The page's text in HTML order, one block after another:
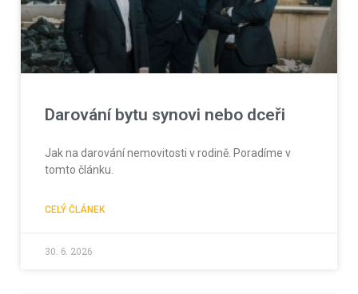
Darování bytu synovi nebo dceři
Jak na darování nemovitosti v rodině. Poradíme v
tomto článku.
CELÝ ČLÁNEK
30. 6. 2026